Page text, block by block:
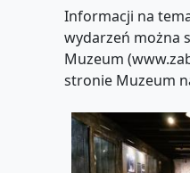
Informacji na
wydarzeń można
Muzeum (
stronie Muzeum